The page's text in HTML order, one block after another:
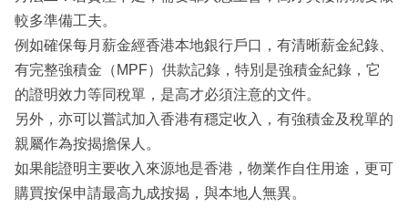
較多準備工夫。
例如確保每月薪金經香港本地銀行戶口，有清晰薪金紀錄、
有完整強積金（MPF）供款記錄，特別是強積金紀錄，它
的證明效力等同稅單，是高才必須注意的文件。
另外，亦可以嘗試加入香港有穩定收入，有強積金及稅單的
親屬作為按揭擔保人。
如果能證明主要收入來源地是香港，物業作自住用途，更可
購買按保申請最高九成按揭，與本地人無異。